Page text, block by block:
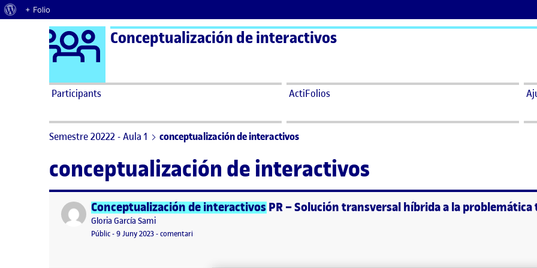
Quant al WordPress
+ Folio
Saltar al contingut Logo Ágora
Conceptualización de interactivos
Participants ActiFolios
Semestre 20222 - Aula 1 conceptualización de interactivos
conceptualización de interactivos
Publicat perConceptualización de interactivosPR – Solución transversal híbrida a la
Publicat per
Gloria García Sami
Visibilitat:
Públic-Data de publicació
9 Juny 202314 juny, 2023 3:55 pm
-comentariel